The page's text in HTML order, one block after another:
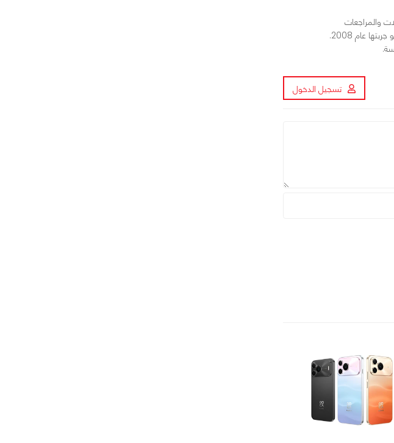
والمراجعات
رفيعة المستوى. أعشق التكنولوجيا والخيال العلمي، بشعلة شغف بدأت شرارتها مع أول لعبة فيديو جربتها عام 2008.
تسجيل الدخول